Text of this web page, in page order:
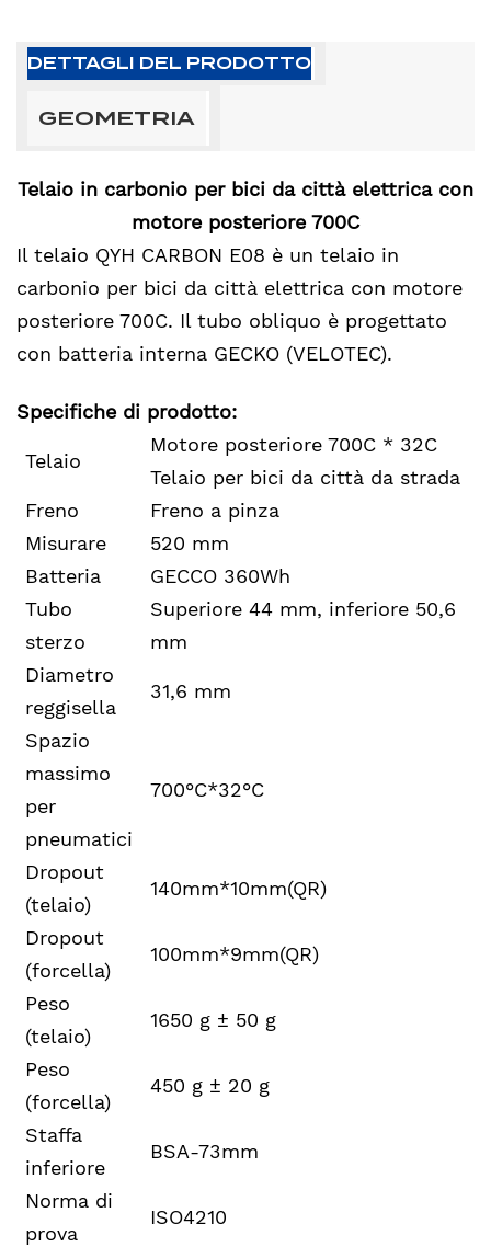
DETTAGLI DEL PRODOTTO
GEOMETRIA
Telaio in carbonio per bici da città elettrica con
motore posteriore 700C
Il telaio QYH CARBON E08 è un telaio in
carbonio per bici da città elettrica con motore
posteriore 700C. Il tubo obliquo è progettato
con batteria interna GECKO (VELOTEC).
Specifiche di prodotto:
Telaio
Motore posteriore 700C * 32C
Telaio per bici da città da strada
Freno
Freno a pinza
Misurare
520 mm
Batteria
GECCO 360Wh
Tubo
sterzo
Superiore 44 mm, inferiore 50,6
mm
Diametro
reggisella
31,6 mm
Spazio
massimo
per
pneumatici
700°C*32°C
Dropout
(telaio)
140mm*10mm(QR)
Dropout
(forcella)
100mm*9mm(QR)
Peso
(telaio)
1650 g ± 50 g
Peso
(forcella)
450 g ± 20 g
Staffa
inferiore
BSA-73mm
Norma di
prova
ISO4210